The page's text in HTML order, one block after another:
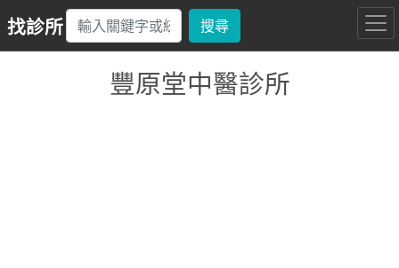
找診所 搜尋
豐原堂中醫診所